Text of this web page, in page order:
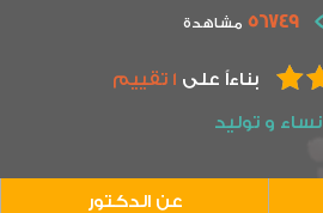
56749 مشاهدة
بناءاً على 1 تقييم
نساء و توليد
عن الدكتور